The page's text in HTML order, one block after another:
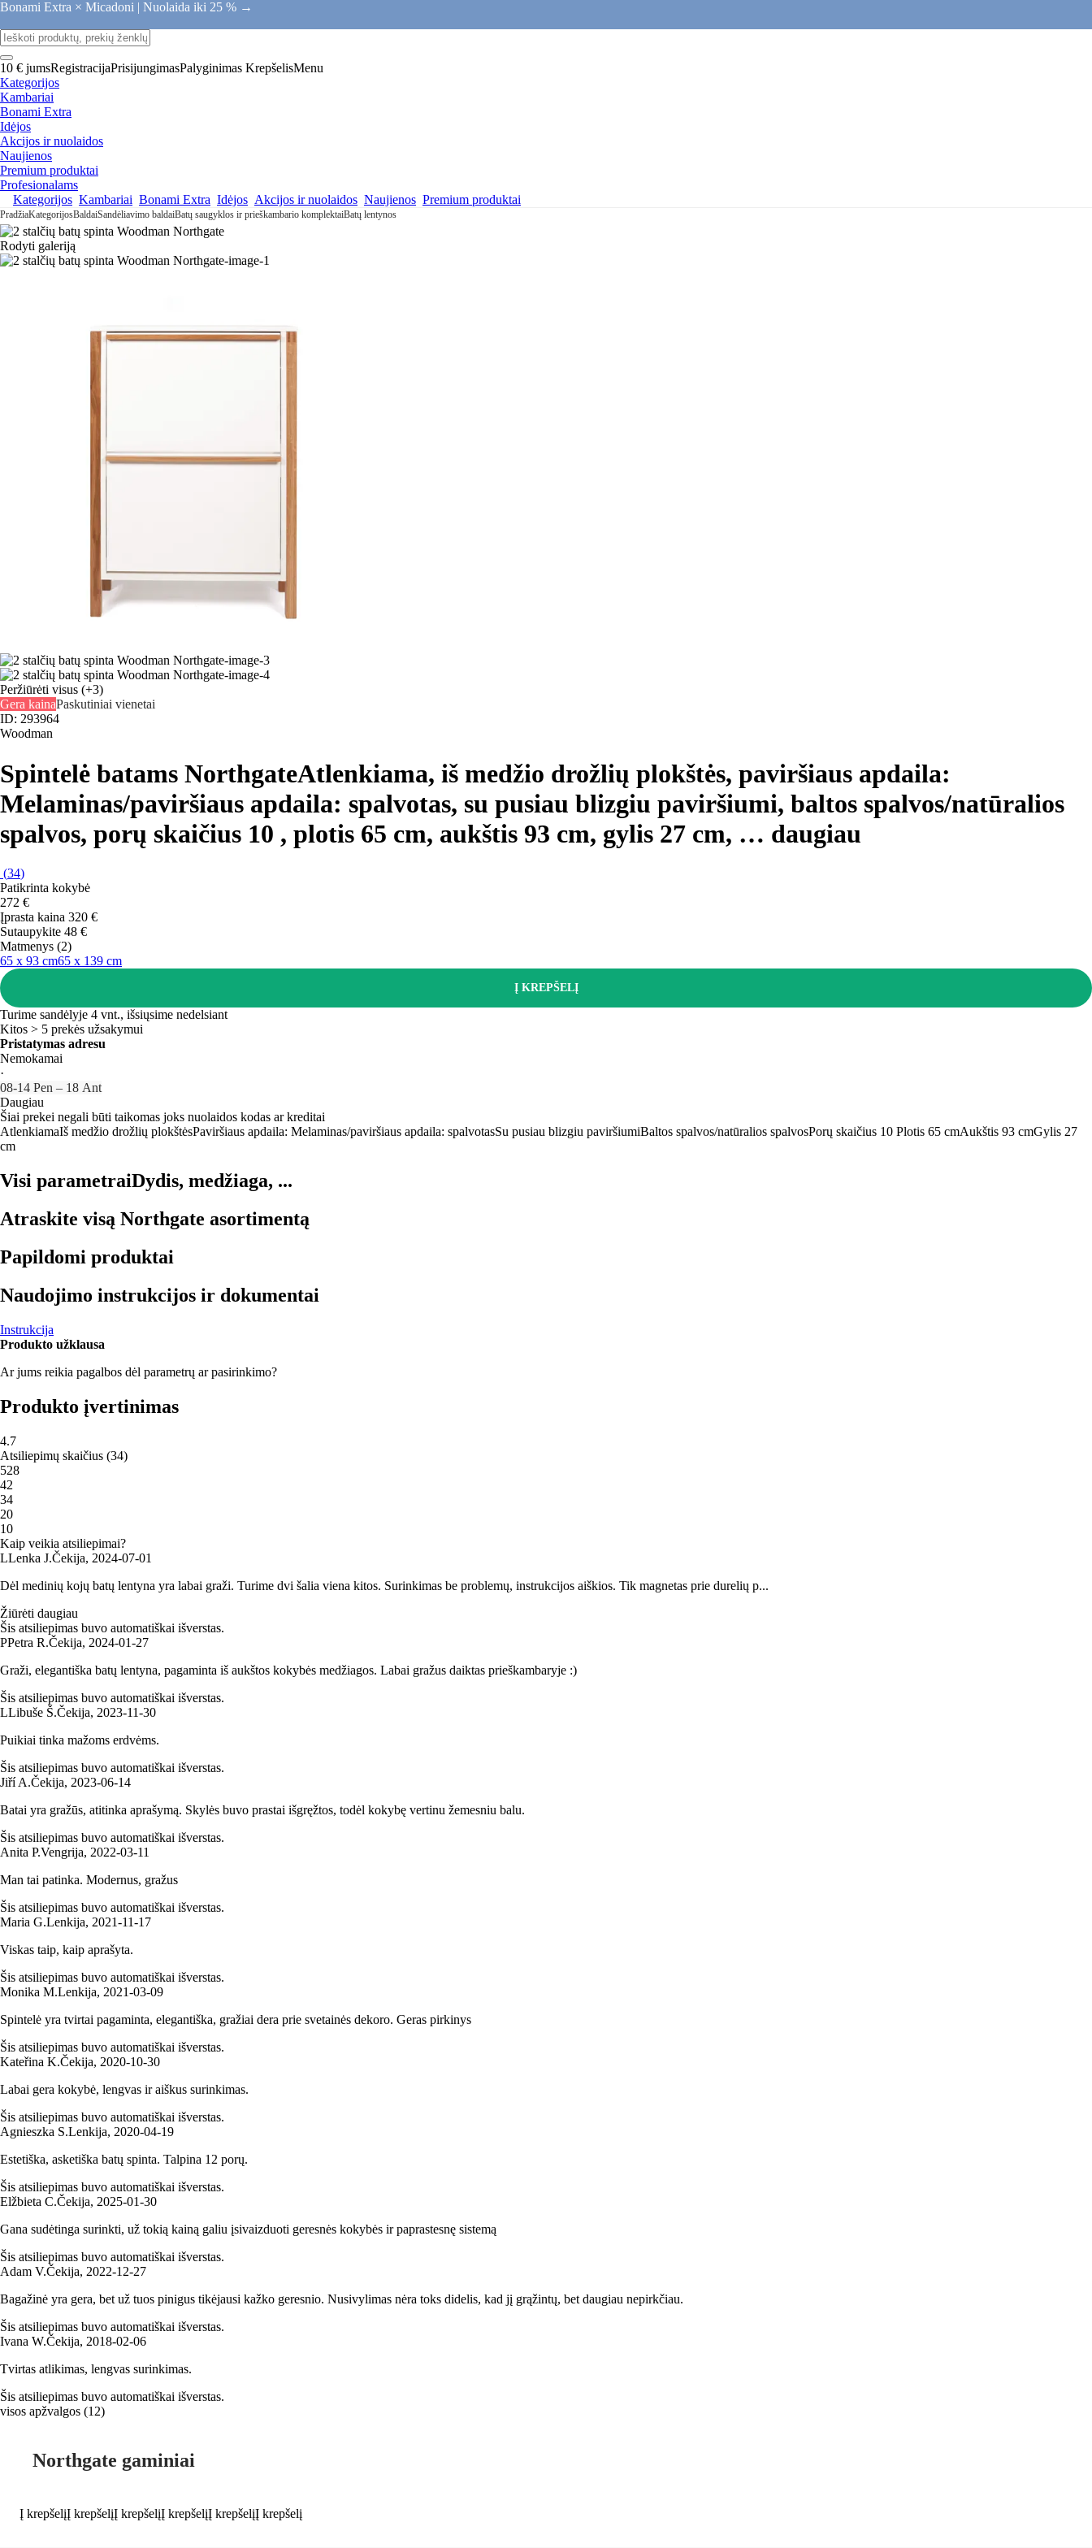
Bonami Extra × Micadoni | Nuolaida iki 25 % →
10 € jumsRegistracijaPrisijungimasPalyginimas KrepšelisMenu
Kategorijos
Kambariai
Bonami Extra
Idėjos
Akcijos ir nuolaidos
Naujienos
Premium produktai
Profesionalams
Kategorijos Kambariai Bonami Extra Idėjos Akcijos ir nuolaidos Naujienos Premium produktai
PradžiaKategorijosBaldaiSandėliavimo baldaiBatų saugyklos ir prieškambario komplektaiBatų lentynos
Rodyti galeriją
Peržiūrėti visus (+3)
Gera kainaPaskutiniai vienetai
ID: 293964
Woodman
Spintelė batams NorthgateAtlenkiama, iš medžio drožlių plokštės, paviršiaus apdaila:
Melaminas/paviršiaus apdaila: spalvotas, su pusiau blizgiu paviršiumi, baltos spalvos/natūralios
spalvos, porų skaičius 10 , plotis 65 cm, aukštis 93 cm, gylis 27 cm, … daugiau
(34)
Patikrinta kokybė
272 €
Įprasta kaina 320 €
Sutaupykite 48 €
Matmenys (2)
65 x 93 cm65 x 139 cm
Į KREPŠELĮ
Turime sandėlyje 4 vnt., išsiųsime nedelsiant
Kitos > 5 prekės užsakymui
Pristatymas adresu
Nemokamai
·
08‑14 Pen – 18 Ant
Daugiau
Šiai prekei negali būti taikomas joks nuolaidos kodas ar kreditai
AtlenkiamaIš medžio drožlių plokštėsPaviršiaus apdaila: Melaminas/paviršiaus apdaila: spalvotasSu pusiau blizgiu paviršiumiBaltos spalvos/natūralios spalvosPorų skaičius 10 Plotis 65 cmAukštis 93 cmGylis 27
cm
Visi parametraiDydis, medžiaga, ...
Atraskite visą Northgate asortimentą
Papildomi produktai
Naudojimo instrukcijos ir dokumentai
Instrukcija
Produkto užklausa
Ar jums reikia pagalbos dėl parametrų ar pasirinkimo?
Produkto įvertinimas
4.7
Atsiliepimų skaičius (34)
528
42
34
20
10
Kaip veikia atsiliepimai?
LLenka J.Čekija, 2024‑07‑01
Dėl medinių kojų batų lentyna yra labai graži. Turime dvi šalia viena kitos. Surinkimas be problemų, instrukcijos aiškios. Tik magnetas prie durelių p...
Žiūrėti daugiau
Šis atsiliepimas buvo automatiškai išverstas.
PPetra R.Čekija, 2024‑01‑27
Graži, elegantiška batų lentyna, pagaminta iš aukštos kokybės medžiagos. Labai gražus daiktas prieškambaryje :)
Šis atsiliepimas buvo automatiškai išverstas.
LLibuše Š.Čekija, 2023‑11‑30
Puikiai tinka mažoms erdvėms.
Šis atsiliepimas buvo automatiškai išverstas.
Jiří A.Čekija, 2023‑06‑14
Batai yra gražūs, atitinka aprašymą. Skylės buvo prastai išgręžtos, todėl kokybę vertinu žemesniu balu.
Šis atsiliepimas buvo automatiškai išverstas.
Anita P.Vengrija, 2022‑03‑11
Man tai patinka. Modernus, gražus
Šis atsiliepimas buvo automatiškai išverstas.
Maria G.Lenkija, 2021‑11‑17
Viskas taip, kaip aprašyta.
Šis atsiliepimas buvo automatiškai išverstas.
Monika M.Lenkija, 2021‑03‑09
Spintelė yra tvirtai pagaminta, elegantiška, gražiai dera prie svetainės dekoro. Geras pirkinys
Šis atsiliepimas buvo automatiškai išverstas.
Kateřina K.Čekija, 2020‑10‑30
Labai gera kokybė, lengvas ir aiškus surinkimas.
Šis atsiliepimas buvo automatiškai išverstas.
Agnieszka S.Lenkija, 2020‑04‑19
Estetiška, asketiška batų spinta. Talpina 12 porų.
Šis atsiliepimas buvo automatiškai išverstas.
Elžbieta C.Čekija, 2025‑01‑30
Gana sudėtinga surinkti, už tokią kainą galiu įsivaizduoti geresnės kokybės ir paprastesnę sistemą
Šis atsiliepimas buvo automatiškai išverstas.
Adam V.Čekija, 2022‑12‑27
Bagažinė yra gera, bet už tuos pinigus tikėjausi kažko geresnio. Nusivylimas nėra toks didelis, kad jį grąžintų, bet daugiau nepirkčiau.
Šis atsiliepimas buvo automatiškai išverstas.
Ivana W.Čekija, 2018‑02‑06
Tvirtas atlikimas, lengvas surinkimas.
Šis atsiliepimas buvo automatiškai išverstas.
visos apžvalgos (12)
Northgate gaminiai
Į krepšelįĮ krepšelįĮ krepšelįĮ krepšelįĮ krepšelįĮ krepšelį